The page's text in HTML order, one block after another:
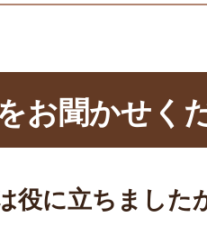
お聞かせく
役に立ちました